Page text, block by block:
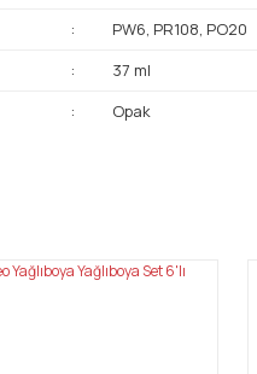
:
PW6, PR108, PO20
:
37 ml
: Opak
ürün açıklamalarında ve diğer
görüntülenemiyor.